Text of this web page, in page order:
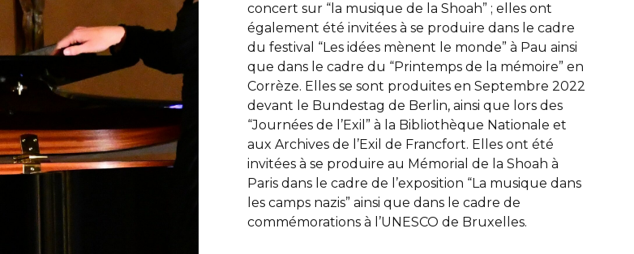
concert sur “la musique de la Shoah” ; elles ont
également été invitées à se produire dans le cadre
du festival “Les idées mènent le monde” à Pau ainsi
que dans le cadre du “Printemps de la mémoire” en
Corrèze. Elles se sont produites en Septembre 2022
devant le Bundestag de Berlin, ainsi que lors des
“Journées de l’Exil” à la Bibliothèque Nationale et
aux Archives de l’Exil de Francfort. Elles ont été
invitées à se produire au Mémorial de la Shoah à
Paris dans le cadre de l’exposition “La musique dans
les camps nazis” ainsi que dans le cadre de
commémorations à l’UNESCO de Bruxelles.